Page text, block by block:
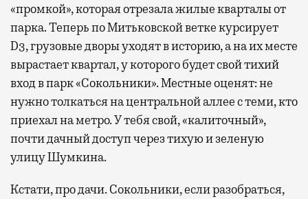
«промкой», которая отрезала жилые кварталы от
парка. Теперь по Митьковской ветке курсирует
D3, грузовые дворы уходят в историю, а на их месте
вырастает квартал, у которого будет свой тихий
вход в парк «Сокольники». Местные оценят: не
нужно толкаться на центральной аллее с теми, кто
приехал на метро. У тебя свой, «калиточный»,
почти дачный доступ через тихую и зеленую
улицу Шумкина.
Кстати, про дачи. Сокольники, если разобраться,